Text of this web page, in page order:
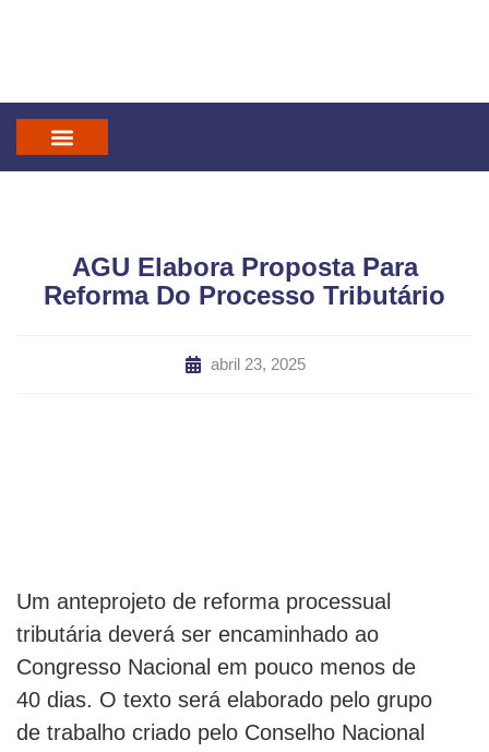
AGU Elabora Proposta Para
Reforma Do Processo Tributário
abril 23, 2025
Um anteprojeto de reforma processual
tributária deverá ser encaminhado ao
Congresso Nacional em pouco menos de
40 dias. O texto será elaborado pelo grupo
de trabalho criado pelo Conselho Nacional